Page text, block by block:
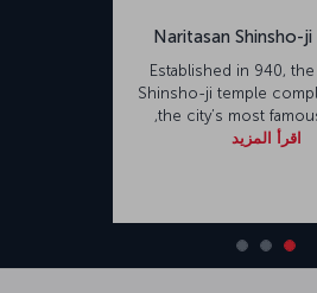
Naritasan Shinsho-
Established in 940, the
Shinsho-ji temple
the city’s most
اقرأ المزيد